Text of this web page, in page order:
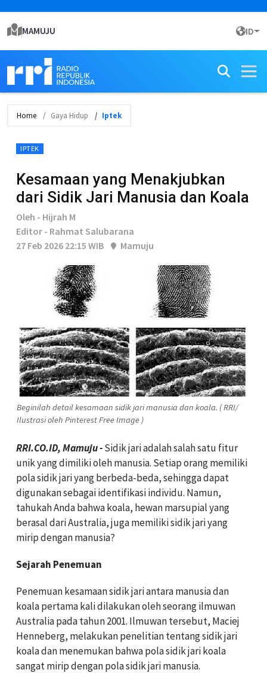
MAMUJU ID
Home Gaya Hidup Iptek
IPTEK
Kesamaan yang Menakjubkan
dari Sidik Jari Manusia dan Koala
Oleh - Hijrah M
Editor - Rahmat Salubarana
27 Feb 2026 22:15 WIB
Mamuju
Beginilah detail kesamaan sidik jari manusia dan koala. ( RRI/
Ilustrasi oleh Pinterest Free Image )
RRI.CO.ID, Mamuju -Sidik jari adalah salah satu fitur
unik yang dimiliki oleh manusia. Setiap orang memiliki
pola sidik jari yang berbeda-beda, sehingga dapat
digunakan sebagai identifikasi individu. Namun,
tahukah Anda bahwa koala, hewan marsupial yang
berasal dari Australia, juga memiliki sidik jari yang
mirip dengan manusia?
Sejarah Penemuan
Penemuan kesamaan sidik jari antara manusia dan
koala pertama kali dilakukan oleh seorang ilmuwan
Australia pada tahun 2001. Ilmuwan tersebut, Maciej
Henneberg, melakukan penelitian tentang sidik jari
koala dan menemukan bahwa pola sidik jari koala
sangat mirip dengan pola sidik jari manusia.